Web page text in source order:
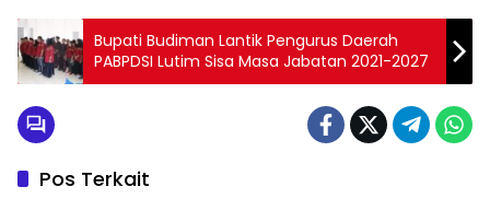
Bupati Budiman Lantik Pengurus Daerah
PABPDSI Lutim Sisa Masa Jabatan 2021-2027
Pos Terkait